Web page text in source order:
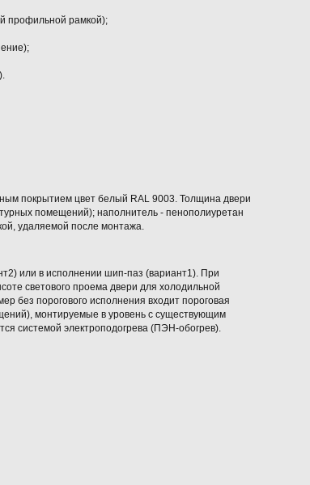
профильной рамкой);
покрытием цвет белый RAL 9003. Толщина двери
помещений); наполнитель - пенополиуретан
удаляемой после монтажа.
или в исполнении шип-паз (вариант1). При
светового проема двери для холодильной
без порогового исполнения входит пороговая
монтируемые в уровень с существующим
системой электроподогрева (ПЭН-обогрев).